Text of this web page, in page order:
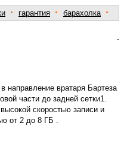
· гарантия · барахолка ·
вратаря Бартеза
части до задней сетки1.
скоростью записи и
от 2 до 8 ГБ .
.